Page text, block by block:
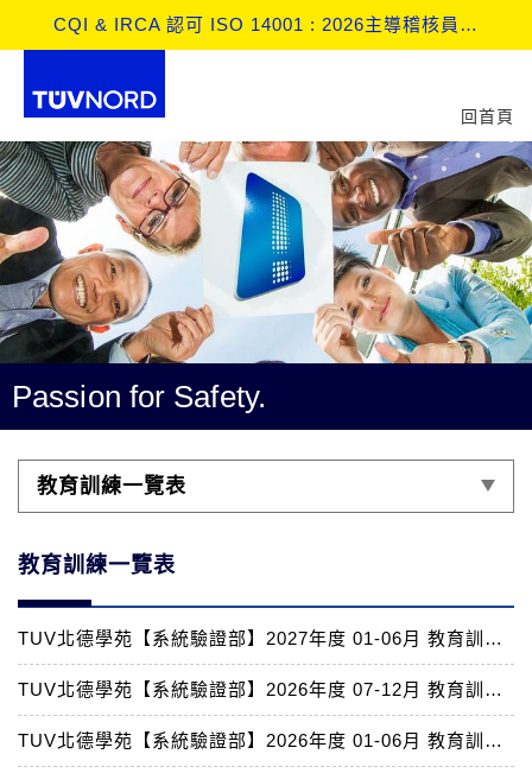
回首頁
CQI & IRCA 認可 ISO 14001 : 2026主導稽核員訓練課程 No：2808
Passion for Safety.
教育訓練一覽表
教育訓練一覽表
TUV北德學苑【系統驗證部】2027年度 01-06月 教育訓練一覽表
TUV北德學苑【系統驗證部】2026年度 07-12月 教育訓練一覽表
TUV北德學苑【系統驗證部】2026年度 01-06月 教育訓練一覽表